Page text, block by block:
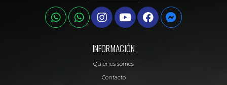
INFORMACIÓN
Quiénes somos
Contacto